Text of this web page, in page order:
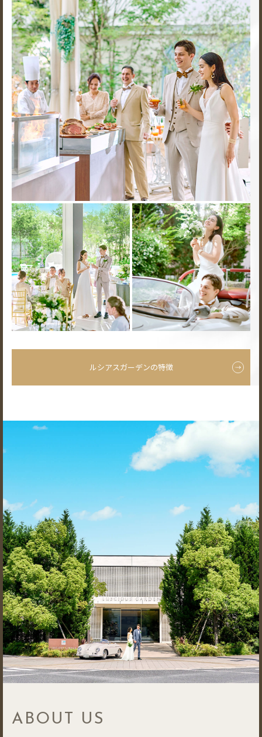
ルシアスガーデンの特徴
ABOUT US